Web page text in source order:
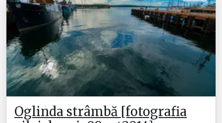
Oglinda strâmbă [fotografia